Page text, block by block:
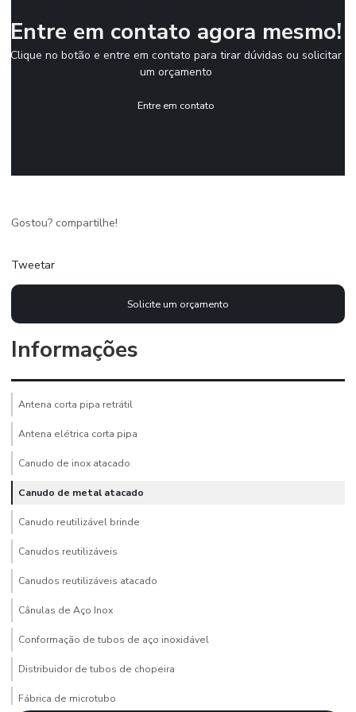
Entre em contato agora mesmo!
Clique no botão e entre em contato para tirar dúvidas ou solicitar
um orçamento
Entre em contato
Gostou? compartilhe!
Tweetar
Solicite um orçamento
Informações
Antena corta pipa retrátil
Antena elétrica corta pipa
Canudo de inox atacado
Canudo de metal atacado
Canudo reutilizável brinde
Canudos reutilizáveis
Canudos reutilizáveis atacado
Cânulas de Aço Inox
Conformação de tubos de aço inoxidável
Distribuidor de tubos de chopeira
Fábrica de microtubo